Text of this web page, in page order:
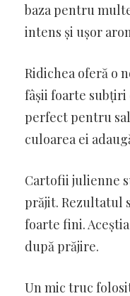
baza pentru
intens și ușor
Ridichea oferă o
fâșii foarte
perfect pentru
culoarea ei
Cartofii julienne
prăjit. Rezultatul
foarte fini.
după prăjire.
Un mic truc